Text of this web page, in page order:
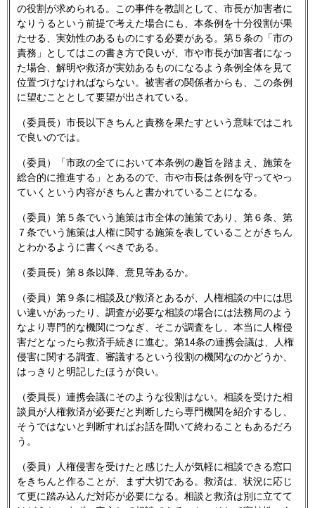
の役割が求められる。この事件を教訓として、市長が加害者に
なりうるという前提で考えた場合にも、本条例を十分役割が果
たせる、実効性のあるものにする必要がある。第５条の「市の
責務」としてはこの書き方で良いが、市や市長が加害者になっ
た場合、解明や救済が実効あるものになるよう条例全体を見て
位置づけなければならない。被害者の関係者からも、この条例
に望むこととして要望が出されている。
（委員長）市長以下きちんと責務を果たすという意味ではこれ
で良いのでは。
（委員）「市政の全てにおいて本条例の趣旨を踏まえ、施策を
総合的に推進する」とあるので、市や市長は条例を守ってやっ
ていくという内容がきちんと書かれていることになる。
（委員）第５条でいう施策は市全体の施策であり、第６条、第
７条でいう施策は人権に関する施策を表していることがきちん
とわかるように書くべきである。
（委員長）第８条以降、意見等あるか。
（委員）第９条に相談及び救済とあるが、人権相談の中には思
い違いがあったり、調査が必要な相談の場合には法務局のよう
なより専門的な機関につなぎ、そこが調査をし、本当に人権侵
害だとなったら救済手続きに進む。第14条の連携会議は、人権
侵害に関する調査、審議するという役割の機関なのかどうか、
はっきりと明記したほうが良い。
（委員長）連携会議にそのような役割はない。相談を受けた相
談員が人権救済が必要だと判断したら専門機関を紹介するし、
そうではないと判断すればお話を聞いて終わることもあるだろ
う。
（委員）人権侵害を受けたと感じた人が気軽に相談できる窓口
をきちんと作ることが、まず大切である。救済は、状況に応じ
て更に踏み込んだ対応が必要になる。相談と救済は別に立てて